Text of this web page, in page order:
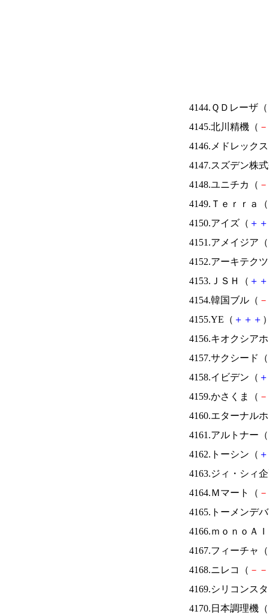
4144.ＱＤレーザ（
4145.北川精機（ －
4146.メドレック
4147.スズデン株
4148.ユニチカ（ －
4149.Ｔｅｒｒａ（
4150.アイズ（ ＋ ＋
4151.アメイジア（
4152.アーキテク
4153.ＪＳＨ（ ＋ ＋
4154.韓国ブル（ －
4155.YE（ ＋ ＋ ＋
4156.キオクシア
4157.サクシード（
4158.イビデン（ ＋
4159.かさくま（ －
4160.エターナル
4161.アルトナー（
4162.トーシン（ ＋
4163.ジィ・シィ
4164.Ｍマート（ －
4165.トーメンデ
4166.ｍｏｎｏＡ
4167.フィーチャ（
4168.ニレコ（ － －
4169.シリコンス
4170.日本調理機（